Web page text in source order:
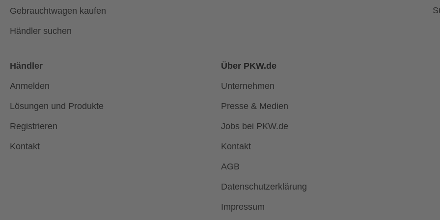
Gebrauchtwagen kaufen
Händler suchen
Händler
Anmelden
Lösungen und Produkte
Registrieren
Kontakt
Über PKW.de
Unternehmen
Presse & Medien
Jobs bei PKW.de
Kontakt
AGB
Datenschutzerklärung
Impressum